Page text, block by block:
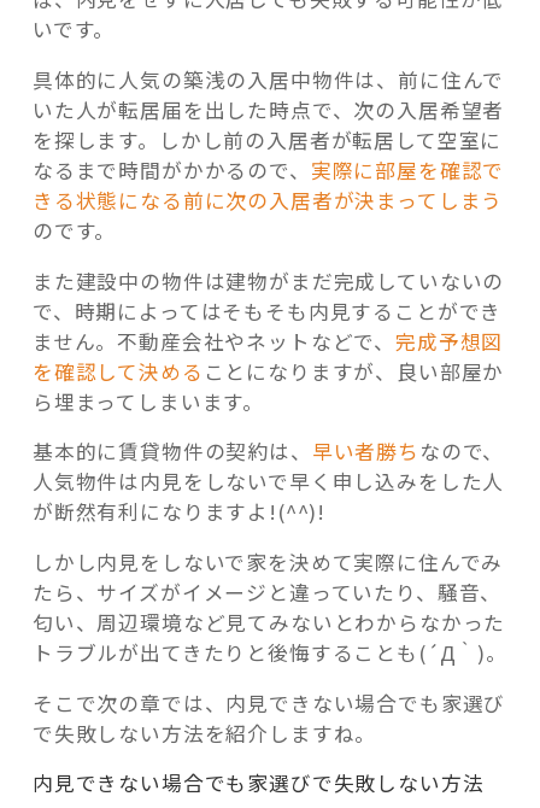
いです。
具体的に人気の築浅の入居中物件は、前に住んで
いた人が転居届を出した時点で、次の入居希望者
を探します。しかし前の入居者が転居して空室に
なるまで時間がかかるので、 実際に部屋を確認で
きる状態になる前に次の入居者が決まってしまう
のです。
また建設中の物件は建物がまだ完成していないの
で、時期によってはそもそも内見することができ
ません。不動産会社やネットなどで、 完成予想図
を確認して決める ことになりますが、良い部屋か
ら埋まってしまいます。
基本的に賃貸物件の契約は、 早い者勝ち なので、
人気物件は内見をしないで早く申し込みをした人
が断然有利になりますよ!(^^)!
しかし内見をしないで家を決めて実際に住んでみ
たら、サイズがイメージと違っていたり、騒音、
匂い、周辺環境など見てみないとわからなかった
トラブルが出てきたりと後悔することも(´Д｀)。
そこで次の章では、内見できない場合でも家選び
で失敗しない方法を紹介しますね。
内見できない場合でも家選びで失敗しない方法